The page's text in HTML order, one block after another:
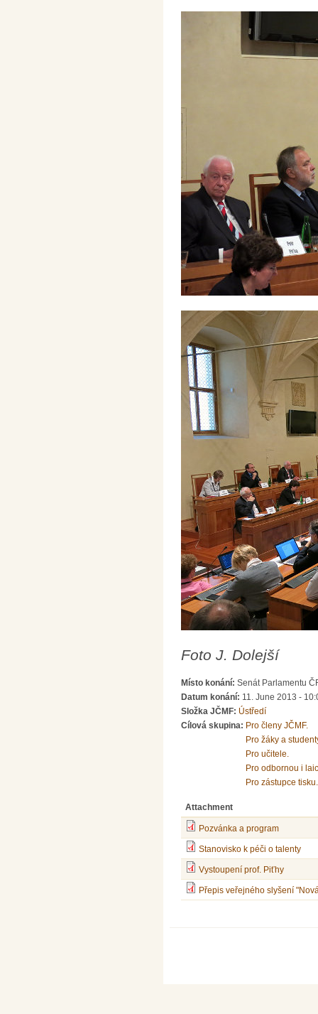
Foto J. Dolejší
Místo konání: Senát Parlamentu
Datum konání: 11. June 2013 -
Složka JČMF: Ústředí
Cílová skupina: Pro členy JČMF.
Pro žáky a
Pro učitele.
Pro odbornou i
Pro zástupce tisku.
Attachment
Pozvánka a program
Stanovisko k péči o talenty
Vystoupení prof. Piťhy
Přepis veřejného slyšení